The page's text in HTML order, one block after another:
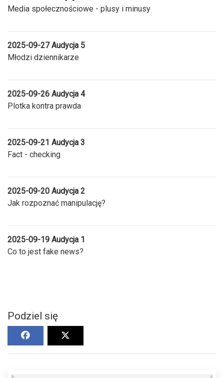
Media społecznościowe - plusy i minusy
2025-09-27 Audycja 5
Młodzi dziennikarze
2025-09-26 Audycja 4
Plotka kontra prawda
2025-09-21 Audycja 3
Fact - checking
2025-09-20 Audycja 2
Jak rozpoznać manipulację?
2025-09-19 Audycja 1
Co to jest fake news?
Podziel się